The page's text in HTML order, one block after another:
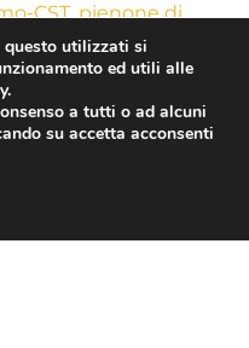
CST, pienone di
31 dicembre
4,1 milioni di
Nazionale
utilizzati si
ed utili alle
a tutti o ad alcuni
su accetta acconsenti